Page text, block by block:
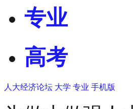
专业
高考
人大经济论坛 大学 专业 手机版